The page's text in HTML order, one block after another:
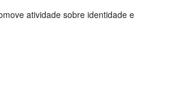
atividade sobre identidade e